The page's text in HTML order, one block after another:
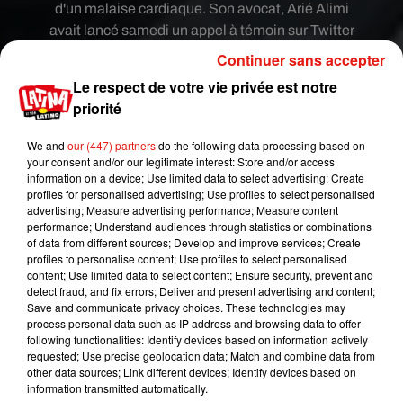
Publié : 6 janvier 2020 à 8h49 par Mikaà«l Livret
d'un malaise cardiaque. Son avocat, Arié Alimi
avait lancé samedi un appel à témoin sur Twitter
pour essayer de comprendre le déroulement des
faits. L'Inspection générale de la police nationale a
été saisie. La famille de ce père de 5 enfants
envisage de porter plainte.
Appel à témoin : Hier, 9h56, Cedric C., livreur, 40
ans, est contrôlé par des policiers angle
sufresne/quai de Branly. Au cours de ce contrôle
routier son cerveau cesse d'être oxygéné. Clef
d'étranglement ? Plaquage ? Simple crise
cardiaque. En dm urgent
https://t.co/YndJ270wHN
— Arié Alimi (@AA_Avocats)January 4, 2020
Mundo Latino
Le respect de votre vie privée est notre
priorité
We and our (447) partnersdo the following data processing based on
your consent and/or our legitimate interest: Store and/or access
information on a device; Use limited data to select advertising; Create
profiles for personalised advertising; Use profiles to select personalised
advertising; Measure advertising performance; Measure content
performance; Understand audiences through statistics or combinations
of data from different sources; Develop and improve services; Create
profiles to personalise content; Use profiles to select personalised
content; Use limited data to select content; Ensure security, prevent and
detect fraud, and fix errors; Deliver and present advertising and content;
Save and communicate privacy choices. These technologies may
process personal data such as IP address and browsing data to offer
following functionalities: Identify devices based on information actively
requested; Use precise geolocation data; Match and combine data from
other data sources; Link different devices; Identify devices based on
information transmitted automatically.
Continuer sans accepter